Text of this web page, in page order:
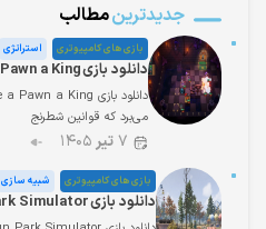
جدیدترینمطالب
بازی های کامپیوتری استراتژی
دانلود بازی Once a Pawn a King برای کامپیوتر
می‌برد که قوانین شطرنج
۷ تیر ۱۴۰۵
بازی های کامپیوتری شبیه سازی
دانلود بازی Fun Park Simulator برای کامپیوتر